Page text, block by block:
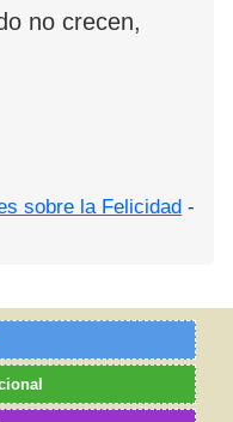
no crecen,
sobre la Felicidad -